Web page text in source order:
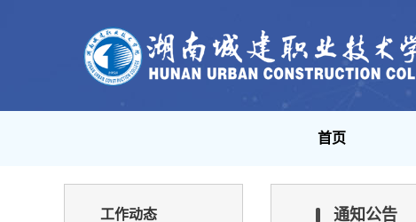
首页
工作动态 通知公告